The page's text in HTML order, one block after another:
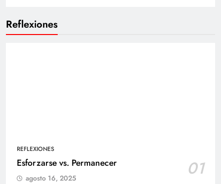
Reflexiones
REFLEXIONES
Esforzarse vs. Permanecer 01
agosto 16, 2025